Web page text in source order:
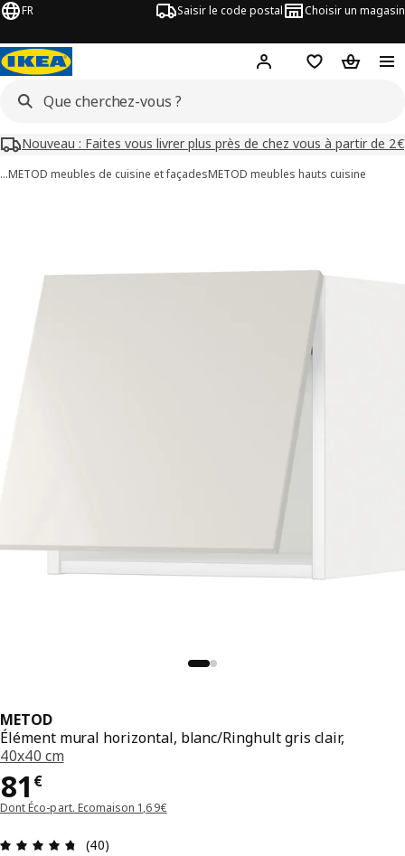
FR Saisir le code postal Choisir un magasin
Mon compteFavorisPanier
Nouveau : Faites vous livrer plus près de chez vous à partir de 2€
…METOD meubles de cuisine et façadesMETOD meubles hauts cuisine
METOD
Élément mural horizontal, blanc/Ringhult gris clair,
40x40 cm
81 €
Prix 81€
Dont Éco-part. Ecomaison 1,69€
Avis: 4.7 sur 5 étoiles Nombre total d'avis: 40
(40)